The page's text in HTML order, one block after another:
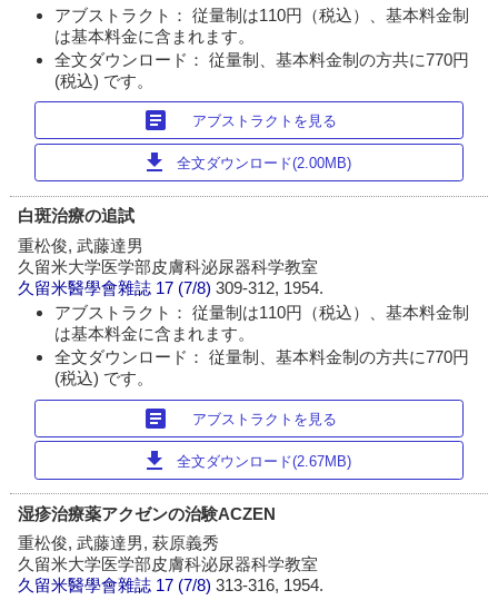
アブストラクト： 従量制は110円（税込）、基本料金制
は基本料金に含まれます。
全文ダウンロード： 従量制、基本料金制の方共に770円
(税込) です。
article アブストラクトを見る
download 全文ダウンロード(2.00MB)
白斑治療の追試
重松俊, 武藤達男
久留米大学医学部皮膚科泌尿器科学教室
久留米醫學會雜誌 17 (7/8)309-312, 1954.
アブストラクト： 従量制は110円（税込）、基本料金制
は基本料金に含まれます。
全文ダウンロード： 従量制、基本料金制の方共に770円
(税込) です。
article アブストラクトを見る
download 全文ダウンロード(2.67MB)
湿疹治療薬アクゼンの治験ACZEN
重松俊, 武藤達男, 萩原義秀
久留米大学医学部皮膚科泌尿器科学教室
久留米醫學會雜誌 17 (7/8)313-316, 1954.